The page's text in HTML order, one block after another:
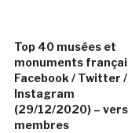
Top 40 musées et
monuments
Facebook / Twitter /
Instagram
(29/12/2020) –
membres